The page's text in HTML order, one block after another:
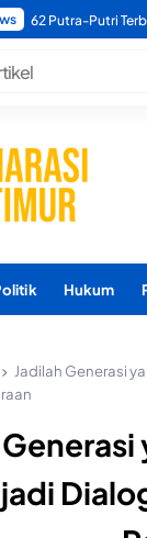
Bupati Morotai
Hukum
Jadilah Generasi